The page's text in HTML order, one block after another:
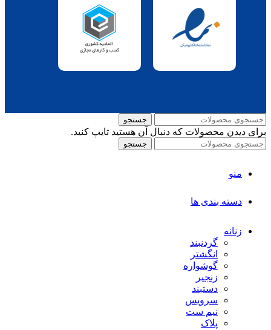
جستجو
برای دیدن محصولات که دنبال آن هستید تایپ کنید.
جستجو
منو
دسته بندی ها
زنانه
گردنبند
انگشتر
گوشواره
زنجیر
دستبند
سرویس
نیم ست
پلاک